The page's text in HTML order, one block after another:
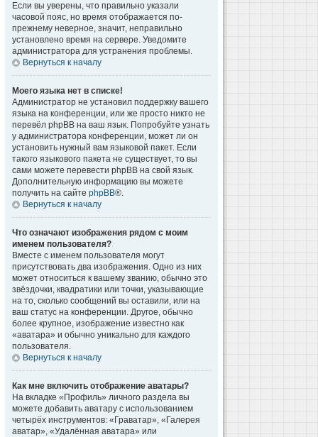
Если вы уверены, что правильно указали
часовой пояс, но время отображается по-
прежнему неверное, значит, неправильно
установлено время на сервере. Уведомите
администратора для устранения проблемы.
Вернуться к началу
Моего языка нет в списке!
Администратор не установил поддержку вашего
языка на конференции, или же просто никто не
перевёл phpBB на ваш язык. Попробуйте узнать
у администратора конференции, может ли он
установить нужный вам языковой пакет. Если
такого языкового пакета не существует, то вы
сами можете перевести phpBB на свой язык.
Дополнительную информацию вы можете
получить на сайте phpBB®.
Вернуться к началу
Что означают изображения рядом с моим
именем пользователя?
Вместе с именем пользователя могут
присутствовать два изображения. Одно из них
может относиться к вашему званию, обычно это
звёздочки, квадратики или точки, указывающие
на то, сколько сообщений вы оставили, или на
ваш статус на конференции. Другое, обычно
более крупное, изображение известно как
«аватара» и обычно уникально для каждого
пользователя.
Вернуться к началу
Как мне включить отображение аватары?
На вкладке «Профиль» личного раздела вы
можете добавить аватару с использованием
четырёх инструментов: «Граватар», «Галерея
аватар», «Удалённая аватара» или